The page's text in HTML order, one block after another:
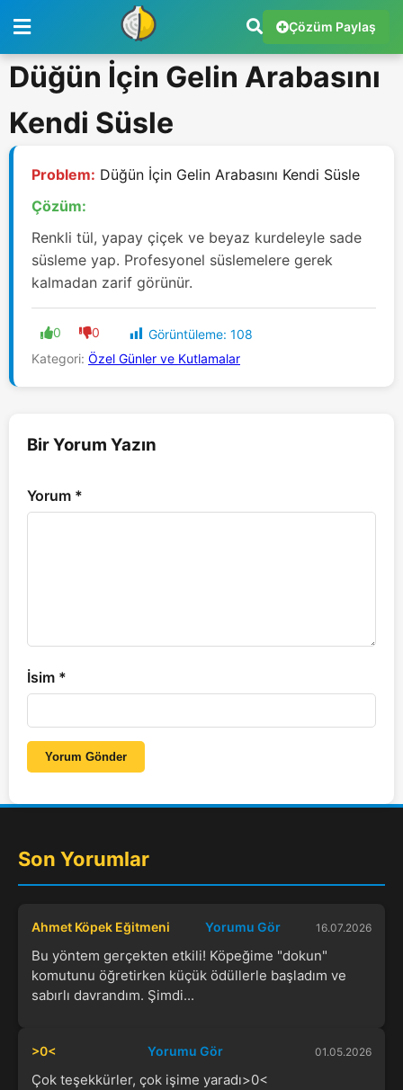
Çözüm Paylaş
Düğün İçin Gelin Arabasını
Kendi Süsle
Problem: Düğün İçin Gelin Arabasını Kendi Süsle
Çözüm:
Renkli tül, yapay çiçek ve beyaz kurdeleyle sade
süsleme yap. Profesyonel süslemelere gerek
kalmadan zarif görünür.
0 0 Görüntüleme: 108
Kategori: Özel Günler ve Kutlamalar
Bir Yorum Yazın
Yorum *
İsim *
Yorum Gönder
Son Yorumlar
Ahmet Köpek Eğitmeni Yorumu Gör 16.07.2026
Bu yöntem gerçekten etkili! Köpeğime "dokun"
komutunu öğretirken küçük ödüllerle başladım ve
sabırlı davrandım. Şimdi...
>0< Yorumu Gör 01.05.2026
Çok teşekkürler, çok işime yaradı>0<